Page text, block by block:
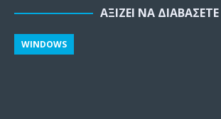
ΑΞΊΖΕΙ ΝΑ ΔΙΑΒΆΣΕΤΕ
WINDOWS